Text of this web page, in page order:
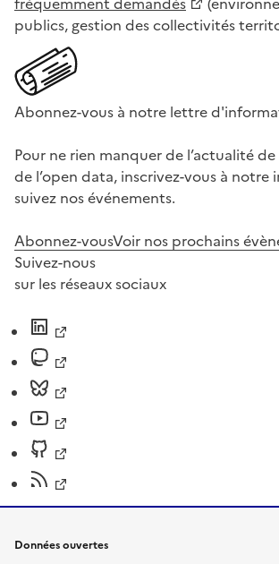
publics, gestion des collectivités
Abonnez-vous à notre lettre
Pour ne rien manquer de l’actualité
de l’open data, inscrivez-vous à
suivez nos événements.
Abonnez-vousVoir nos prochains
Suivez-nous
sur les réseaux sociaux
Données ouvertes